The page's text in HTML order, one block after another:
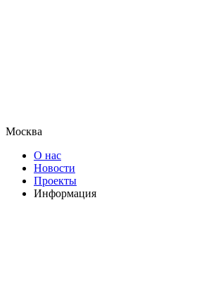
Москва
О нас
Новости
Проекты
Информация